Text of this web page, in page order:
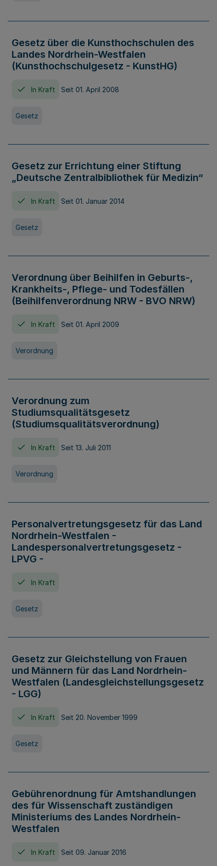
Gesetz über die Kunsthochschulen des
Landes Nordrhein-Westfalen
(Kunsthochschulgesetz - KunstHG)
In Kraft Seit 01. April 2008
Gesetz
Gesetz zur Errichtung einer Stiftung
„Deutsche Zentralbibliothek für Medizin“
In Kraft Seit 01. Januar 2014
Gesetz
Verordnung über Beihilfen in Geburts-,
Krankheits-, Pflege- und Todesfällen
(Beihilfenverordnung NRW - BVO NRW)
In Kraft Seit 01. April 2009
Verordnung
Verordnung zum
Studiumsqualitätsgesetz
(Studiumsqualitätsverordnung)
In Kraft Seit 13. Juli 2011
Verordnung
Personalvertretungsgesetz für das Land
Nordrhein-Westfalen -
Landespersonalvertretungsgesetz -
LPVG -
In Kraft
Gesetz
Gesetz zur Gleichstellung von Frauen
und Männern für das Land Nordrhein-
Westfalen (Landesgleichstellungsgesetz
- LGG)
In Kraft Seit 20. November 1999
Gesetz
Gebührenordnung für Amtshandlungen
des für Wissenschaft zuständigen
Ministeriums des Landes Nordrhein-
Westfalen
In Kraft Seit 09. Januar 2016